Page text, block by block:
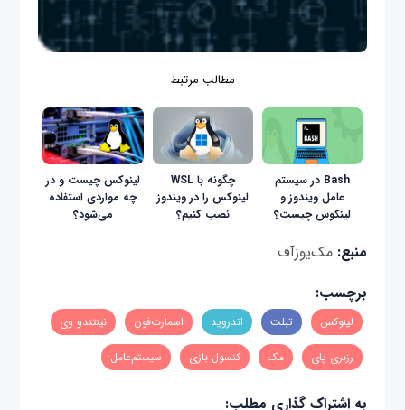
مطالب مرتبط
Bash در سیستم
عامل ویندوز و
لینکوس چیست؟
چگونه با WSL
لینوکس را در ویندوز
نصب کنیم؟
لینوکس چیست و در
چه مواردی استفاده
می‌شود؟
منبع:مک‌یوزآف
برچسب:
لینوکس تبلت اندروید اسمارت‌فون نینتندو وی
رزبری پای مک کنسول بازی سیستم‌عامل
به اشتراک گذاری مطلب: